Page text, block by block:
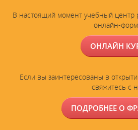
В настоящий момент учебный центр
онлайн-
ОНЛАЙН
Если вы заинтересованы в
свяжитесь с
ПОДРОБНЕЕ О